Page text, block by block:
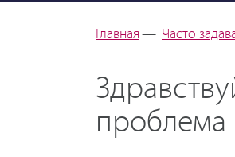
Главная — Часто
проблема